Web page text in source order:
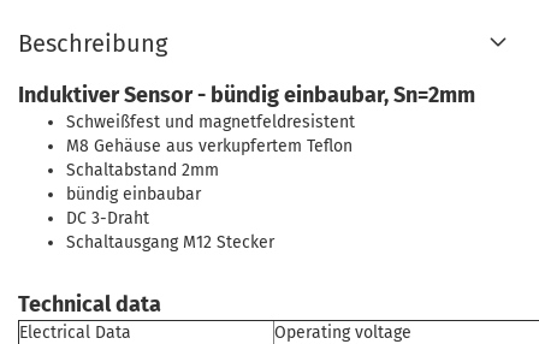
Beschreibung
Induktiver Sensor - bündig einbaubar, Sn=2mm
Schweißfest und magnetfeldresistent
M8 Gehäuse aus verkupfertem Teflon
Schaltabstand 2mm
bündig einbaubar
DC 3-Draht
Schaltausgang M12 Stecker
Technical data
Electrical Data
Operating voltage